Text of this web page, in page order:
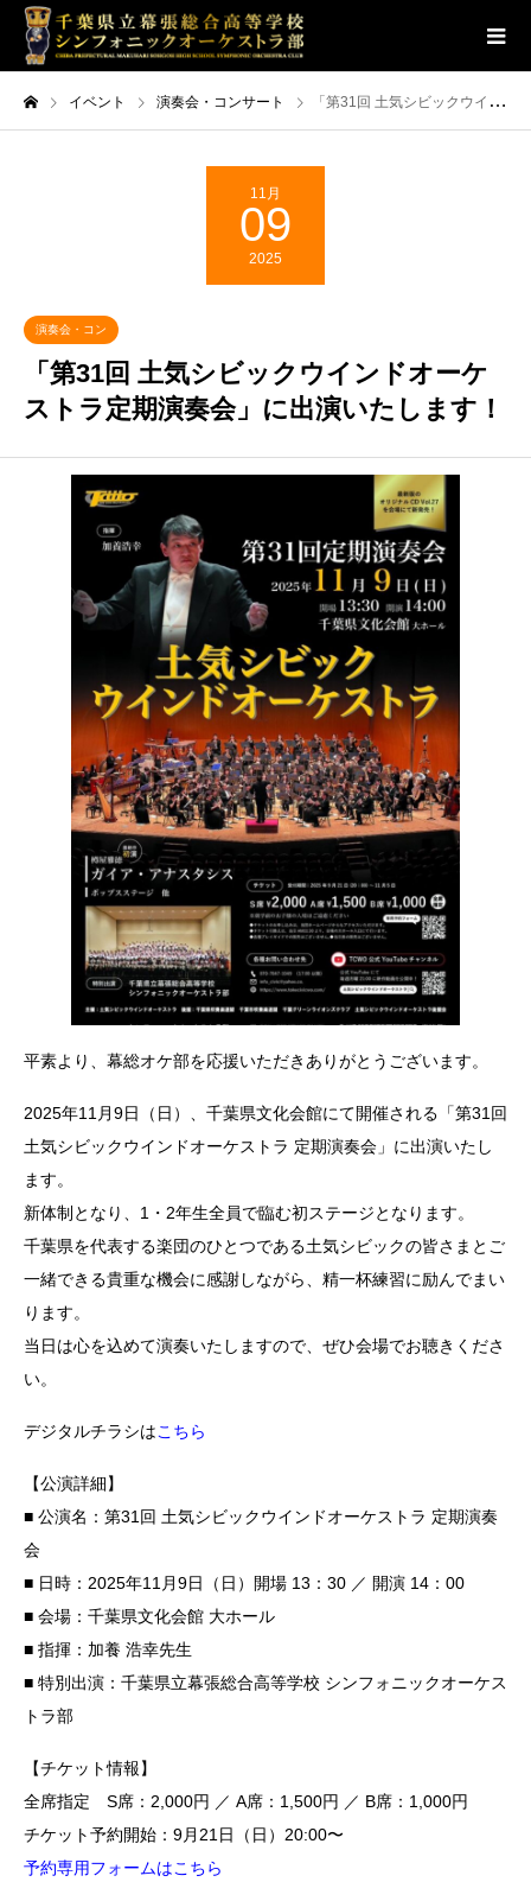
イベント 演奏会・コンサート 「第31回 土気シビックウインドオーケストラ定期演奏会」に出演いたします！
11月
09
2025
演奏会・コン
サート
「第31回 土気シビックウインドオーケ
ストラ定期演奏会」に出演いたします！
平素より、幕総オケ部を応援いただきありがとうございます。
2025年11月9日（日）、千葉県文化会館にて開催される「第31回
土気シビックウインドオーケストラ 定期演奏会」に出演いたし
ます。
新体制となり、1・2年生全員で臨む初ステージとなります。
千葉県を代表する楽団のひとつである土気シビックの皆さまとご
一緒できる貴重な機会に感謝しながら、精一杯練習に励んでまい
ります。
当日は心を込めて演奏いたしますので、ぜひ会場でお聴きくださ
い。
デジタルチラシはこちら
【公演詳細】
■ 公演名：第31回 土気シビックウインドオーケストラ 定期演奏
会
■ 日時：2025年11月9日（日）開場 13：30 ／ 開演 14：00
■ 会場：千葉県文化会館 大ホール
■ 指揮：加養 浩幸先生
■ 特別出演：千葉県立幕張総合高等学校 シンフォニックオーケス
トラ部
【チケット情報】
全席指定 S席：2,000円 ／ A席：1,500円 ／ B席：1,000円
チケット予約開始：9月21日（日）20:00〜
予約専用フォームはこちら